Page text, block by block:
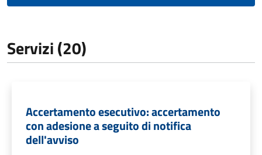
Servizi (20)
Accertamento esecutivo: accertamento
con adesione a seguito di notifica
dell'avviso